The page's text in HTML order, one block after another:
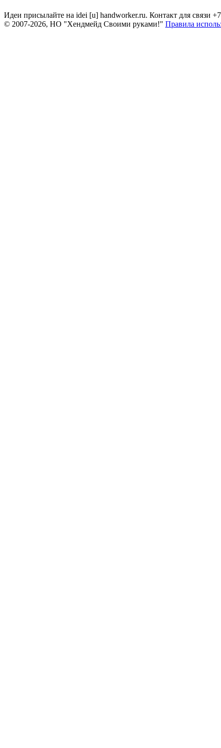
Идеи присылайте на idei [u] handworker.ru. Контакт для связи
© 2007-2026, НО "Хендмейд Своими руками!" Правила